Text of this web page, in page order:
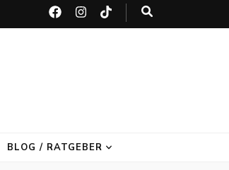
BLOG / RATGEBER